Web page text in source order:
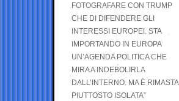
FOTOGRAFARE CON TRUMP
CHE DI DIFENDERE GLI
INTERESSI EUROPEI. STA
IMPORTANDO IN EUROPA
UN’AGENDA POLITICA CHE
MIRA A INDEBOLIRLA
DALL’INTERNO. MA È RIMASTA
PIUTTOSTO ISOLATA”